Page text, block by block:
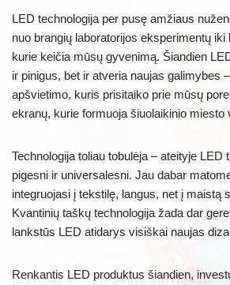
LED technologija per pusę amžiaus
nuo brangių laboratorijos eksperimentų
kurie keičia mūsų gyvenimą. Šiandien
ir pinigus, bet ir atveria naujas galimybes
apšvietimo, kuris prisitaiko prie mūsų
ekranų, kurie formuoja šiuolaikinio miesto
Technologija toliau tobulėja – ateityje LED
pigesni ir universalesni. Jau dabar
integruojasi į tekstilę, langus, net į maistą
Kvantinių taškų technologija žada dar
lankstūs LED atidarys visiškai naujas
Renkantis LED produktus šiandien,